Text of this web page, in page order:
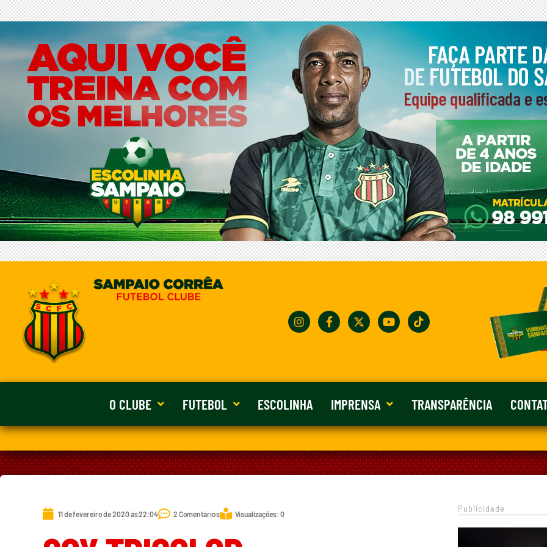
O CLUBE FUTEBOL ESCOLINHA IMPRENSA TRANSPARÊNCIA
11 de fevereiro de 2020 às 22:04 2 Comentários Visualizações: 0
Publicidade